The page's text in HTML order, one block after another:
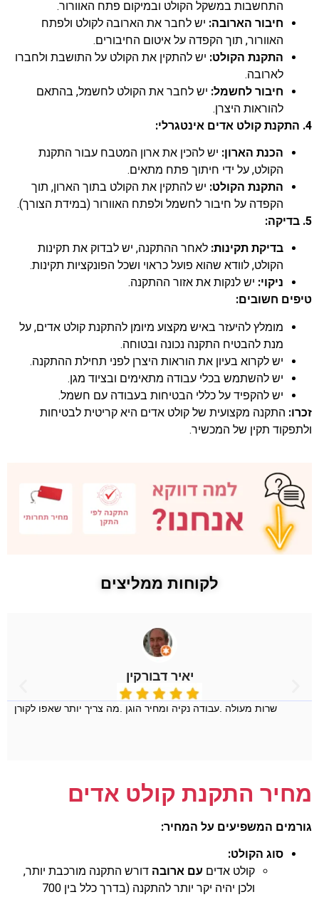
התחשבות במשקל הקולט ובמיקום פתח האוורור.
חיבור הארובה: יש לחבר את הארובה לקולט ולפתח
האוורור, תוך הקפדה על איטום החיבורים.
התקנת הקולט: יש להתקין את הקולט על התושבת ולחברו
לארובה.
חיבור לחשמל: יש לחבר את הקולט לחשמל, בהתאם
להוראות היצרן.
4. התקנת קולט אדים אינטגרלי:
הכנת הארון: יש להכין את ארון המטבח עבור התקנת
הקולט, על ידי חיתוך פתח מתאים.
התקנת הקולט: יש להתקין את הקולט בתוך הארון, תוך
הקפדה על חיבור לחשמל ולפתח האוורור (במידת הצורך).
5. בדיקה:
בדיקת תקינות: לאחר ההתקנה, יש לבדוק את תקינות
הקולט, לוודא שהוא פועל כראוי ושכל הפונקציות תקינות.
ניקוי: יש לנקות את אזור ההתקנה.
טיפים חשובים:
מומלץ להיעזר באיש מקצוע מיומן להתקנת קולט אדים, על
מנת להבטיח התקנה נכונה ובטוחה.
יש לקרוא בעיון את הוראות היצרן לפני תחילת ההתקנה.
יש להשתמש בכלי עבודה מתאימים ובציוד מגן.
יש להקפיד על כללי הבטיחות בעבודה עם חשמל.
זכרו: התקנה מקצועית של קולט אדים היא קריטית לבטיחות
ולתפקוד תקין של המכשיר.
לקוחות ממליצים
יאיר דבורקין
שרות מעולה .עבודה נקיה ומחיר הוגן .מה צריך יותר שאפו לקורן
מחיר התקנת קולט אדים
גורמים המשפיעים על המחיר:
סוג הקולט:
קולט אדים עם ארובה דורש התקנה מורכבת יותר,
ולכן יהיה יקר יותר להתקנה (בדרך כלל בין 700